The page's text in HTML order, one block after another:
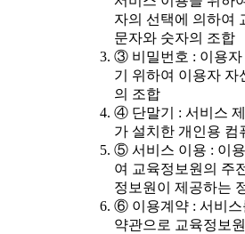
자의 선택에 의하여
문자와 숫자의 조합
③ 비밀번호 : 이용자
기 위하여 이용자 자
의 조합
④ 단말기 : 서비스
가 설치한 개인용 컴
⑤ 서비스 이용 : 이
여 교육정보원의 주
정보원이 제공하는
⑥ 이용계약 : 서비스
약관으로 교육정보